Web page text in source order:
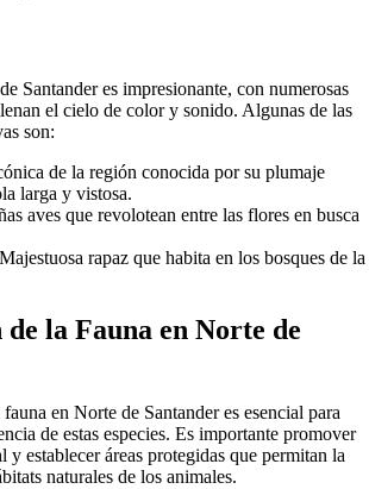
Santander es impresionante, con numerosas
el cielo de color y sonido. Algunas de las
son:
de la región conocida por su plumaje
larga y vistosa.
aves que revolotean entre las flores en busca
Majestuosa rapaz que habita en los bosques de la
la Fauna en Norte de
en Norte de Santander es esencial para
de estas especies. Es importante promover
y establecer áreas protegidas que permitan la
naturales de los animales.